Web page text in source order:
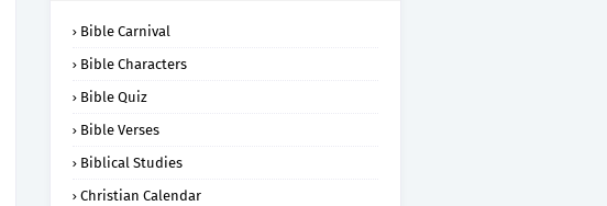
Bible Carnival
Bible Characters
Bible Quiz
Bible Verses
Biblical Studies
Christian Calendar